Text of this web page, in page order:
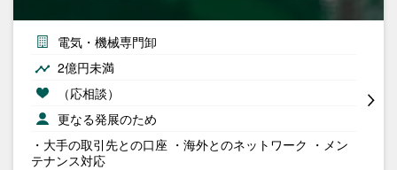
電気・機械専門卸
2億円未満
（応相談）
更なる発展のため
・大手の取引先との口座 ・海外とのネットワーク ・メン
テナンス対応